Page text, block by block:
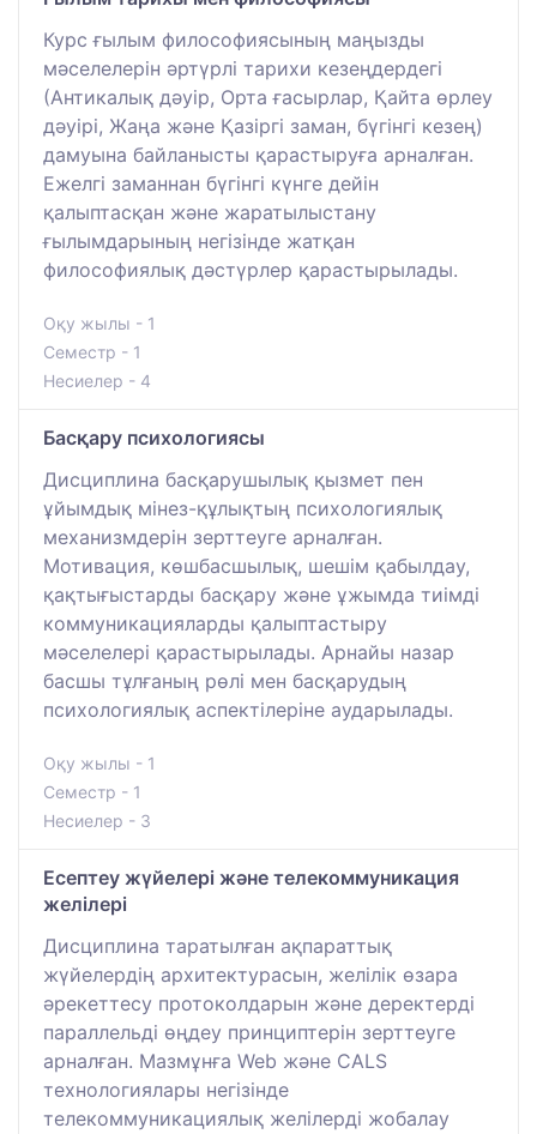
Курс ғылым философиясының маңызды
мәселелерін әртүрлі тарихи кезеңдердегі
(Антикалық дәуір, Орта ғасырлар, Қайта өрлеу
дәуірі, Жаңа және Қазіргі заман, бүгінгі кезең)
дамуына байланысты қарастыруға арналған.
Ежелгі заманнан бүгінгі күнге дейін
қалыптасқан және жаратылыстану
ғылымдарының негізінде жатқан
философиялық дәстүрлер қарастырылады.
Оқу жылы - 1
Семестр - 1
Несиелер - 4
Басқару психологиясы
Дисциплина басқарушылық қызмет пен
ұйымдық мінез-құлықтың психологиялық
механизмдерін зерттеуге арналған.
Мотивация, көшбасшылық, шешім қабылдау,
қақтығыстарды басқару және ұжымда тиімді
коммуникацияларды қалыптастыру
мәселелері қарастырылады. Арнайы назар
басшы тұлғаның рөлі мен басқарудың
психологиялық аспектілеріне аударылады.
Оқу жылы - 1
Семестр - 1
Несиелер - 3
Есептеу жүйелері және телекоммуникация
желілері
Дисциплина таратылған ақпараттық
жүйелердің архитектурасын, желілік өзара
әрекеттесу протоколдарын және деректерді
параллельді өңдеу принциптерін зерттеуге
арналған. Мазмұнға Web және CALS
технологиялары негізінде
телекоммуникациялық желілерді жобалау